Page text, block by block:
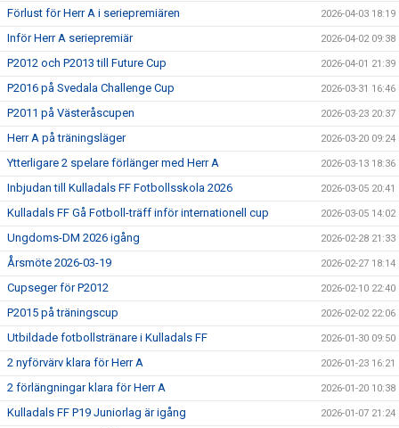
Förlust för Herr A i seriepremiären 2026-04-03 18:19
Inför Herr A seriepremiär 2026-04-02 09:38
P2012 och P2013 till Future Cup 2026-04-01 21:39
P2016 på Svedala Challenge Cup 2026-03-31 16:46
P2011 på Västeråscupen 2026-03-23 20:37
Herr A på träningsläger 2026-03-20 09:24
Ytterligare 2 spelare förlänger med Herr A 2026-03-13 18:36
Inbjudan till Kulladals FF Fotbollsskola 2026 2026-03-05 20:41
Kulladals FF Gå Fotboll-träff inför internationell cup 2026-03-05 14:02
Ungdoms-DM 2026 igång 2026-02-28 21:33
Årsmöte 2026-03-19 2026-02-27 18:14
Cupseger för P2012 2026-02-10 22:40
P2015 på träningscup 2026-02-02 22:06
Utbildade fotbollstränare i Kulladals FF 2026-01-30 09:50
2 nyförvärv klara för Herr A 2026-01-23 16:21
2 förlängningar klara för Herr A 2026-01-20 10:38
Kulladals FF P19 Juniorlag är igång 2026-01-07 21:24